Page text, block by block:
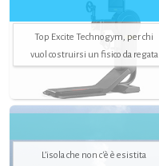
Top Excite Technogym, per chi
vuol costruirsi un fisico da regata
L’isola che non c'è è esistita